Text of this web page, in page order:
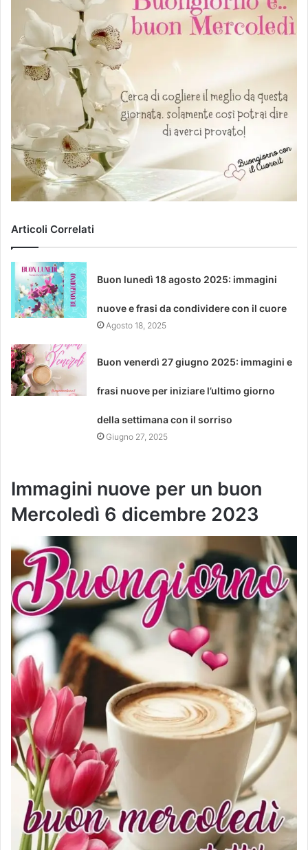
Articoli Correlati
Buon lunedì 18 agosto 2025: immagini
nuove e frasi da condividere con il cuore
Agosto 18, 2025
Buon venerdì 27 giugno 2025: immagini e
frasi nuove per iniziare l’ultimo giorno
della settimana con il sorriso
Giugno 27, 2025
Immagini nuove per un buon
Mercoledì 6 dicembre 2023